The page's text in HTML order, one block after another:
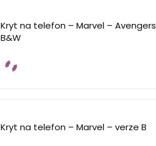
Kryt na telefon – Marvel – Avengers
B&W
Kryt na telefon – Marvel – verze B